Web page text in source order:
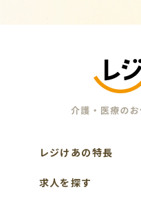
レジけあの特長
求人を探す